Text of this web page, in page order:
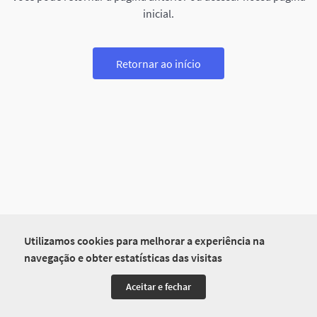
Utilizamos cookies para melhorar a experiência na
navegação e obter estatísticas das visitas
Aceitar e fechar
inicial.
Retornar ao início